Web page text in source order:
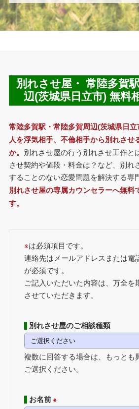
別れさせ屋・ 常陸多賀
辺(茨城県日立市) 無料
常陸多賀駅・常陸多賀周辺(茨城県日
人を浮気相手、不倫相手から別れさせ
か。 別れさせ屋の行う別れさせ工作と
させ契約や値段・料金は？など、別れ
することのない恋愛問題を解決する専
別れさせ屋の専属カウンセラーへ無料
す。
※は必須項目です。
連絡先はメールアドレスまたは電
が必須です。
ご記入いただいた内容は、万全を
させていただきます。
別れさせ屋のご相談種類
複数に回答する場合は、もっとも
ご選択ください。
お名前 ※